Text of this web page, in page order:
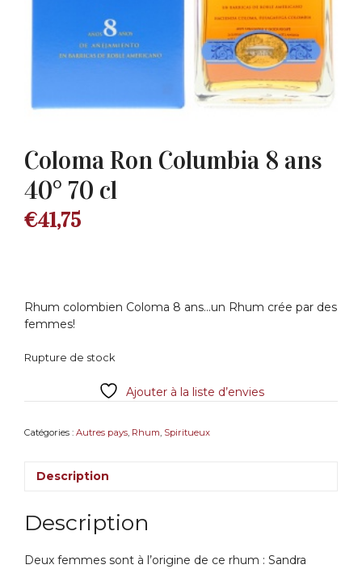
Coloma Ron Columbia 8 ans
40° 70 cl
€41,75
Rhum colombien Coloma 8 ans…un Rhum crée par des
femmes!
Rupture de stock
Ajouter à la liste d’envies
Catégories : Autres pays, Rhum, Spiritueux
Description
Description
Deux femmes sont à l’origine de ce rhum : Sandra